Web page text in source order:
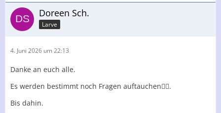
Doreen Sch.
Larve
4. Juni 2026 um 22:13
Danke an euch alle.
Es werden bestimmt noch Fragen auftauchen😶‍🌫️.
Bis dahin.